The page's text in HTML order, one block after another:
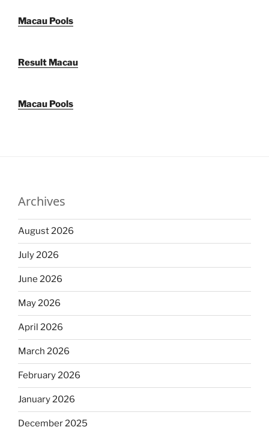
Macau Pools
Result Macau
Macau Pools
Archives
August 2026
July 2026
June 2026
May 2026
April 2026
March 2026
February 2026
January 2026
December 2025